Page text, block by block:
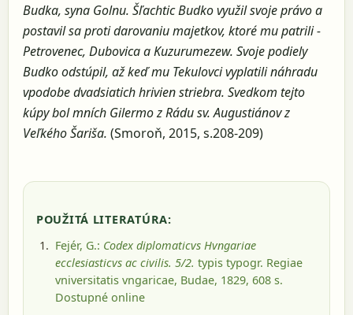
Budka, syna Golnu. Šľachtic Budko využil svoje právo a
postavil sa proti darovaniu majetkov, ktoré mu patrili -
Petrovenec, Dubovica a Kuzurumezew. Svoje podiely
Budko odstúpil, až keď mu Tekulovci vyplatili náhradu
vpodobe dvadsiatich hrivien striebra. Svedkom tejto
kúpy bol mních Gilermo z Rádu sv. Augustiánov z
Veľkého Šariša. (Smoroň, 2015, s.208-209)
POUŽITÁ LITERATÚRA:
Fejér, G.: Codex diplomaticvs Hvngariae
ecclesiasticvs ac civilis. 5/2. typis typogr. Regiae
vniversitatis vngaricae, Budae, 1829, 608 s.
Dostupné online